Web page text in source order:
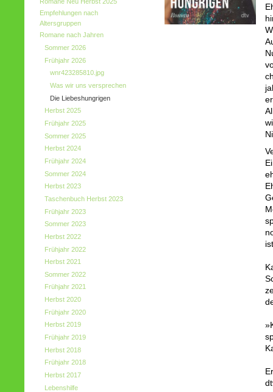
Empfehlungen nach
Altersgruppen
Romane nach Jahren
Sommer 2026
Frühjahr 2026
wnr423285810.jpg
Was wir uns versprechen
Die Liebeshungrigen
Herbst 2025
Frühjahr 2025
Sommer 2025
Herbst 2024
Frühjahr 2024
Sommer 2024
Herbst 2023
Taschenbuch Herbst 2023
Frühjahr 2023
Sommer 2023
Herbst 2022
Frühjahr 2022
Herbst 2021
Sommer 2022
Frühjahr 2021
Herbst 2020
Frühjahr 2020
Herbst 2019
Frühjahr 2019
Herbst 2018
Frühjahr 2018
Herbst 2017
Lebenshilfe